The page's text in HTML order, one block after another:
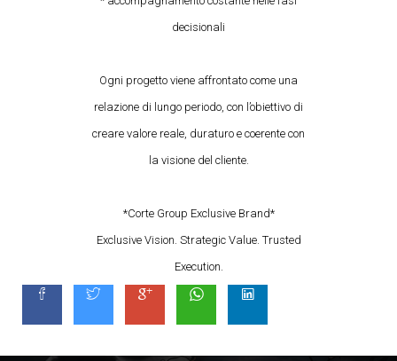
decisionali
Ogni progetto viene affrontato come una
relazione di lungo periodo, con l’obiettivo di
creare valore reale, duraturo e coerente con
la visione del cliente.
*Corte Group Exclusive Brand*
Exclusive Vision. Strategic Value. Trusted
Execution.